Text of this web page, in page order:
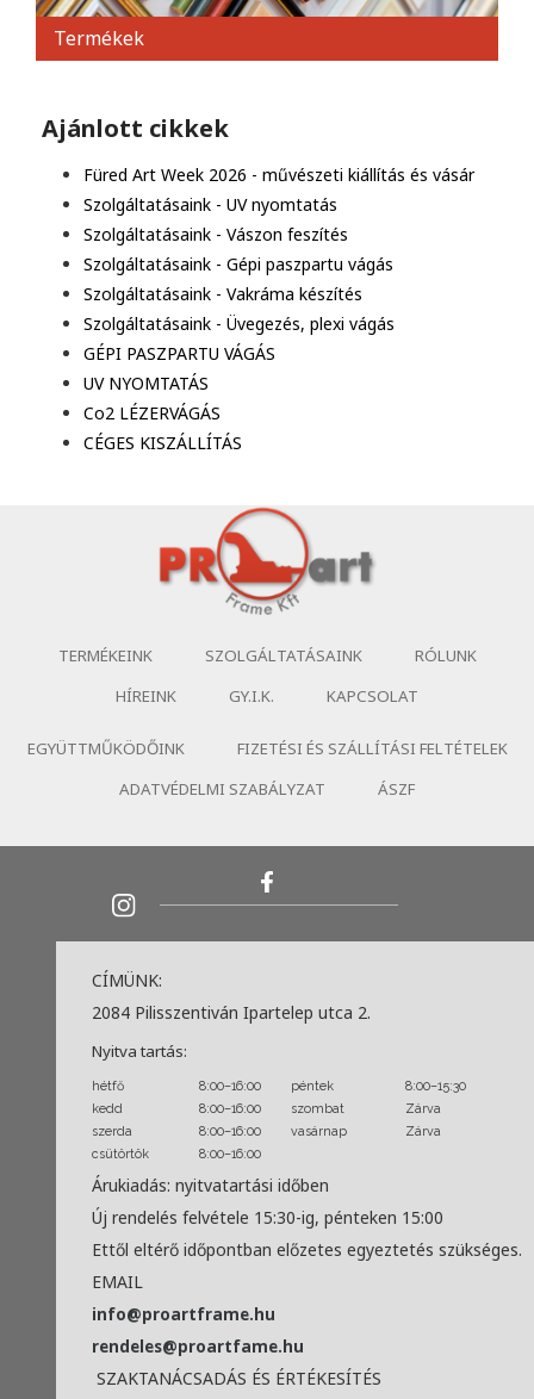
Termékek
Ajánlott cikkek
Füred Art Week 2026 - művészeti kiállítás és vásár
Szolgáltatásaink - UV nyomtatás
Szolgáltatásaink - Vászon feszítés
Szolgáltatásaink - Gépi paszpartu vágás
Szolgáltatásaink - Vakráma készítés
Szolgáltatásaink - Üvegezés, plexi vágás
GÉPI PASZPARTU VÁGÁS
UV NYOMTATÁS
Co2 LÉZERVÁGÁS
CÉGES KISZÁLLÍTÁS
TERMÉKEINK SZOLGÁLTATÁSAINK
RÓLUNK
HÍREINK
GY.I.K. KAPCSOLAT
EGYÜTTMŰKÖDŐINK
FIZETÉSI ÉS SZÁLLÍTÁSI FELTÉTELEK
ADATVÉDELMI SZABÁLYZAT
ÁSZF
CÍMÜNK:
2084 Pilisszentiván Ipartelep utca 2.
Nyitva tartás:
hétfő 8:00–16:00 péntek
8:00–15:30
kedd
8:00–16:00 szombat
Zárva
szerda
8:00–16:00 vasárnap
Zárva
csütörtök
8:00–16:00
Árukiadás: nyitvatartási időben
Új rendelés felvétele 15:30-ig, pénteken 15:00
Ettől eltérő időpontban előzetes egyeztetés szükséges.
EMAIL
info@proartframe.hu
rendeles@proartfame.hu
SZAKTANÁCSADÁS ÉS ÉRTÉKESÍTÉS